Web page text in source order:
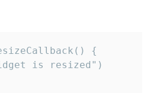
{
is resized")